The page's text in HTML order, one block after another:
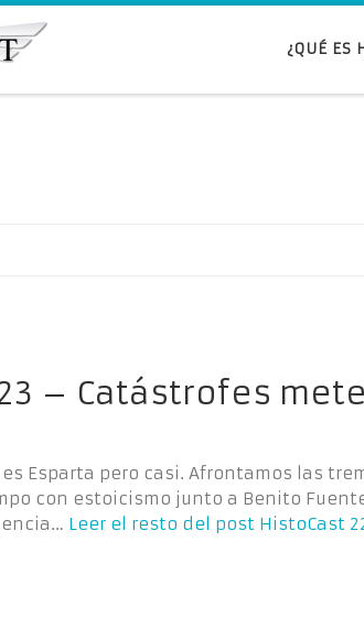
¿QUÉ ES
– Catástrofes
Esparta pero casi. Afrontamos las
con estoicismo junto a Benito
Leer el resto del post HistoCast